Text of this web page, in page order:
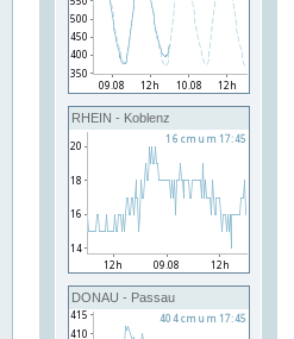
RHEIN - Koblenz
DONAU - Passau